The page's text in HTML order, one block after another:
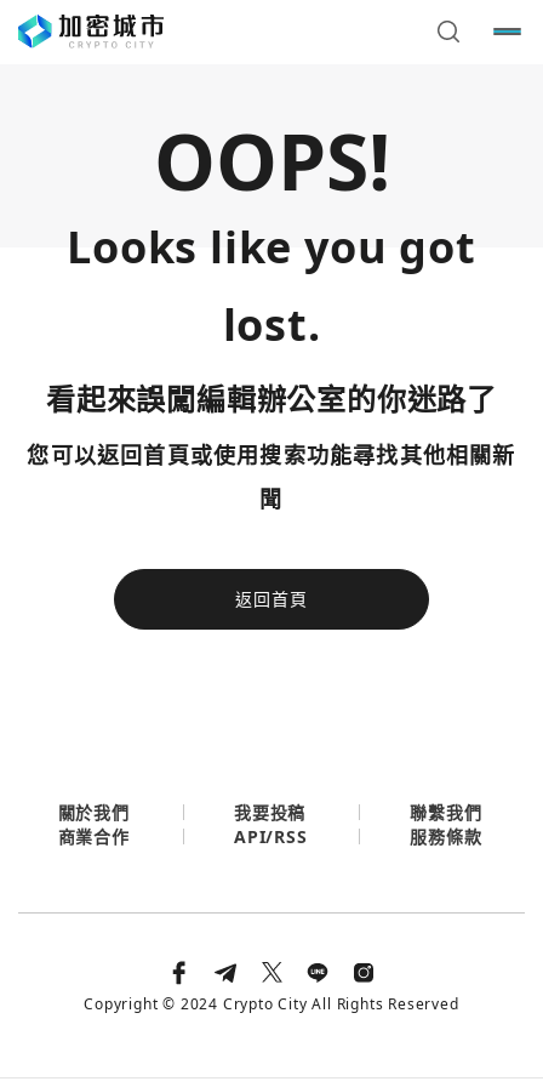
OOPS!
Looks like you got
lost.
看起來誤闖編輯辦公室的你迷路了
您可以返回首頁或使用搜索功能尋找其他相關新
聞
返回首頁
今日熱門
使用以下帳號繼續
您已閒置5分鐘，請點擊關閉按鈕或空白處，即可回到加密
今日熱門
關於我們 我要投稿
聯繫我們
商業合作
API/RSS 服務條款
Copyright © 2024 Crypto City All Rights Reserved